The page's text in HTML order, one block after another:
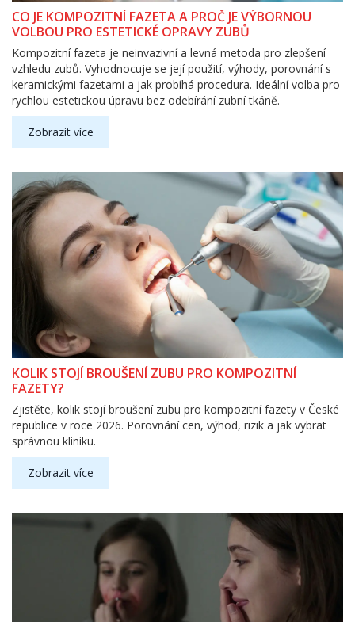
CO JE KOMPOZITNÍ FAZETA A PROČ JE VÝBORNOU
VOLBOU PRO ESTETICKÉ OPRAVY ZUBŮ
Kompozitní fazeta je neinvazivní a levná metoda pro zlepšení
vzhledu zubů. Vyhodnocuje se její použití, výhody, porovnání s
keramickými fazetami a jak probíhá procedura. Ideální volba pro
rychlou estetickou úpravu bez odebírání zubní tkáně.
Zobrazit více
KOLIK STOJÍ BROUŠENÍ ZUBU PRO KOMPOZITNÍ
FAZETY?
Zjistěte, kolik stojí broušení zubu pro kompozitní fazety v České
republice v roce 2026. Porovnání cen, výhod, rizik a jak vybrat
správnou kliniku.
Zobrazit více